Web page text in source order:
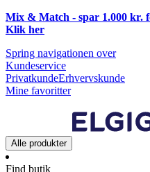
Mix & Match - spar 1.000 kr.
Klik her
Spring navigationen over
Kundeservice
PrivatkundeErhvervskunde
Mine favoritter
Alle produkter
Find butik